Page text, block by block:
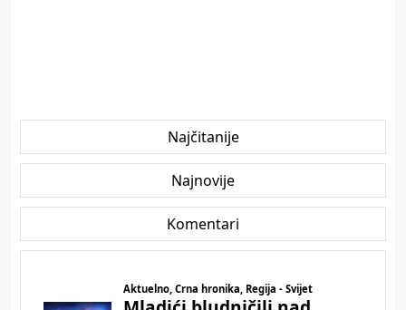
Najčitanije
Najnovije
Komentari